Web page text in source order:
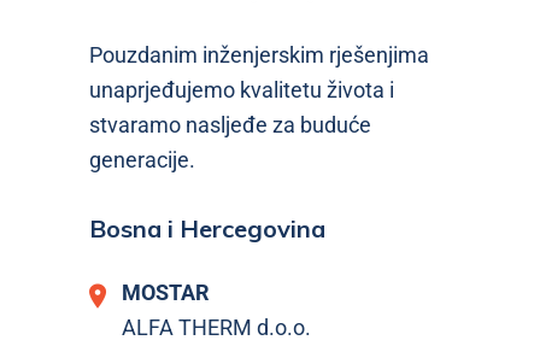
Pouzdanim inženjerskim rješenjima
unaprjeđujemo kvalitetu života i
stvaramo nasljeđe za buduće
generacije.
Bosna i Hercegovina
MOSTAR
ALFA THERM d.o.o.